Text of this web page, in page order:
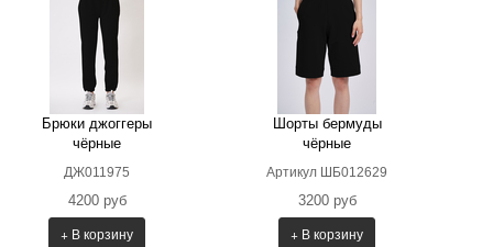
Брюки джоггеры
чёрные
ДЖ011975
4200 руб
+ В корзину
Шорты бермуды
чёрные
Артикул ШБ012629
3200 руб
+ В корзину